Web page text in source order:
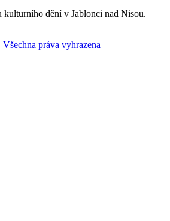
kulturního dění v Jablonci nad Nisou.
práva vyhrazena